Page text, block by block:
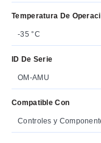
Temperatura De
-35 °C
ID De Serie
OM-AMU
Compatible Con
Controles y